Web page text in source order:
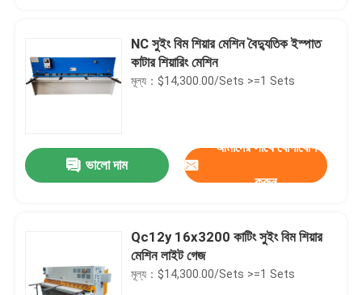
NC সুইং বিম শিয়ার মেশিন বৈদ্যুতিক ইস্পাত
কাটার শিয়ারিং মেশিন
মূল্য：$14,300.00/Sets >=1 Sets
ভালো দাম
আমাদের সাথে যোগাযোগ
করুন
Qc12y 16x3200 কাটিং সুইং বিম শিয়ার
মেশিন লাইট গেজ
মূল্য：$14,300.00/Sets >=1 Sets